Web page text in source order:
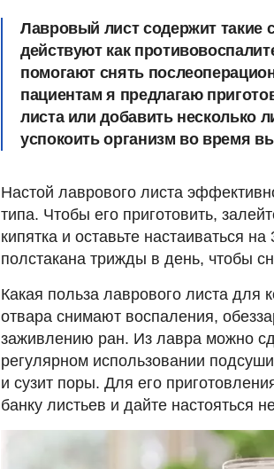
Лавровый лист содержит такие
действуют как
помогают снять
пациентам я предлагаю
листа или добавить несколько
успокоить организм во время
Настой лаврового листа
типа. Чтобы его приготовить,
кипятка и оставьте настаиваться
полстакана трижды в день, чтобы
Какая польза лаврового листа для
отвара снимают воспаления,
заживлению ран. Из лавра можно
регулярном использовании
и сузит поры. Для его
банку листьев и дайте настояться